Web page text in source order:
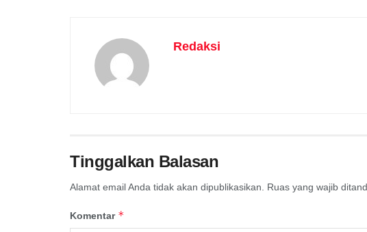
Redaksi
Tinggalkan Balasan
Alamat email Anda tidak akan dipublikasikan. Ruas yang wajib
Komentar *